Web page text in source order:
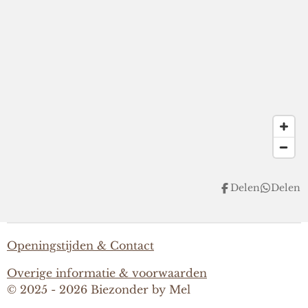
Delen Delen
Openingstijden & Contact
Overige informatie & voorwaarden
© 2025 - 2026 Biezonder by Mel